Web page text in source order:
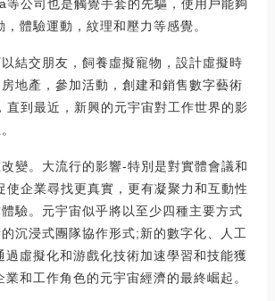
等公司也是觸覺手套的先驅，使用戶能夠
體驗運動，紋理和壓力等感覺。
結交朋友，飼養虛擬寵物，設計虛擬時
地產，參加活動，創建和銷售數字藝術
直到最近，新興的元宇宙對工作世界的影
變。大流行的影響-特別是對實體會議和
使企業尋找更真實，更有凝聚力和互動性
驗。元宇宙似乎將以至少四種主要方式
沉浸式團隊協作形式;新的數字化、人工
過虛擬化和游戲化技術加速學習和技能獲
和工作角色的元宇宙經濟的最終崛起。